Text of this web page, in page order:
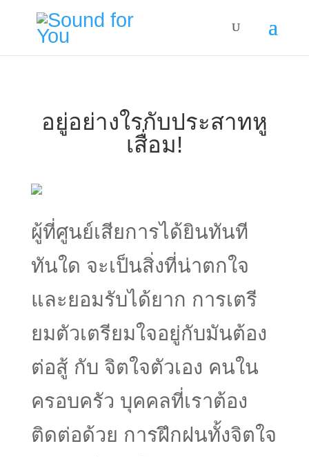
อยู่อย่างใรกับประสาทหู
เสื่อม!
ผู้ที่ศูนย์เสียการได้ยินทันที
ทันใด จะเป็นสิ่งที่น่าตกใจ
และยอมรับได้ยาก การเตรี
ยมตัวเตรียมใจอยู่กับมันต้อง
ต่อสู้ กับ จิตใจตัวเอง คนใน
ครอบครัว บุคคลที่เราต้อง
ติดต่อด้วย การฝึกฝนทั้งจิตใจ